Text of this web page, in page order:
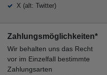
X (alt: Twitter)
Zahlungsmöglichkeiten*
Wir behalten uns das Recht
vor im Einzelfall bestimmte
Zahlungsarten